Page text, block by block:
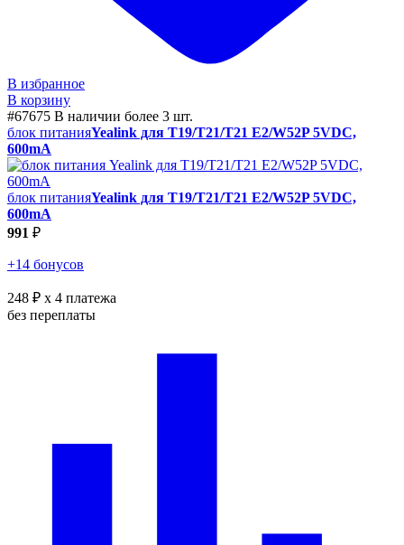
В избранное
В корзину
#67675 В наличии более 3 шт.
блок питанияYealink для T19/T21/T21 E2/W52P 5VDC,
600mA
блок питанияYealink для T19/T21/T21 E2/W52P 5VDC,
600mA
991 ₽
+14 бонусов
248 ₽ x 4 платежа
без переплаты